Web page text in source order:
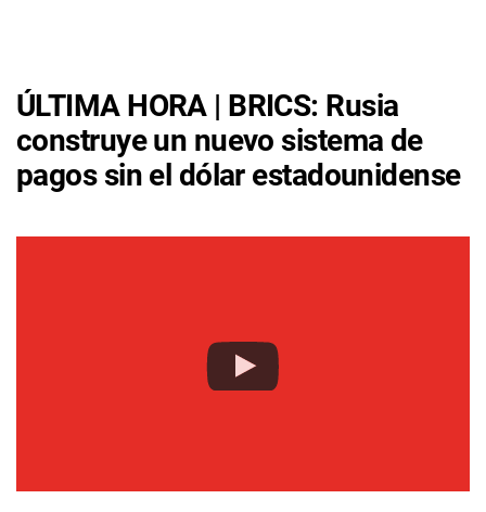
ÚLTIMA HORA | BRICS: Rusia
construye un nuevo sistema de
pagos sin el dólar estadounidense